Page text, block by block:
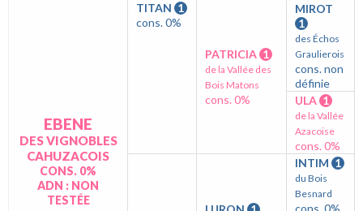
EBENE
DES VIGNOBLES
CAHUZACOIS
CONS. 0%
ADN : NON
TESTÉE
TITAN 1
cons. 0%
PATRICIA 1
de la Vallée des
Bois Matons
cons. 0%
MIROT
1
des Échos
Graulierois
cons. non
définie
ULA 1
de la Vallée
Azacoise
cons. 0%
INTIM 1
du Bois
Besnard